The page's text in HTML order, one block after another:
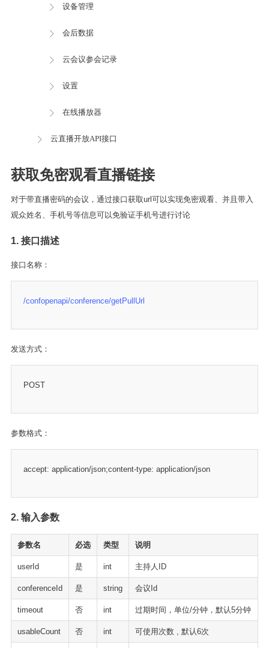
设备管理
会后数据
云会议参会记录
设置
在线播放器
云直播开放API接口
获取免密观看直播链接
对于带直播密码的会议，通过接口获取url可以实现免密观看、并且带入
观众姓名、手机号等信息可以免验证手机号进行讨论
1. 接口描述
接口名称：
/confopenapi/conference/getPullUrl
发送方式：
POST
参数格式：
accept: application/json;content-type: application/json
2. 输入参数
参数名 必选 类型 说明
userId 是 int 主持人ID
conferenceId 是 string 会议Id
timeout 否 int 过期时间，单位/分钟，默认5分钟
usableCount 否 int 可使用次数 , 默认6次